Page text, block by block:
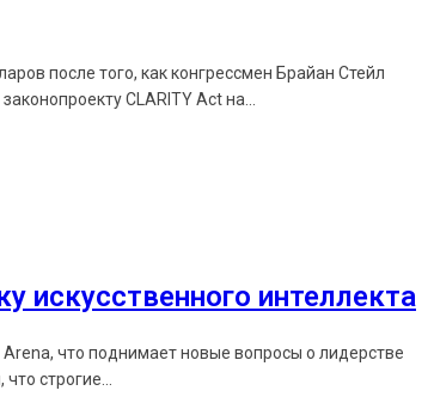
после того, как конгрессмен Брайан Стейл
CLARITY Act на...
искусственного интеллекта
что поднимает новые вопросы о лидерстве
что строгие...